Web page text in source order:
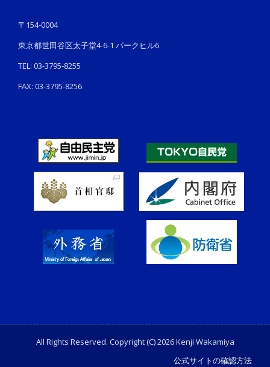
〒154-0004
東京都世田谷区太子堂4-6-1 パークヒル6
TEL: 03-3795-8255
FAX: 03-3795-8256
All Rights Reserved. Copyright (C) 2026 Kenji Wakamiya
公式サイトの確認方法